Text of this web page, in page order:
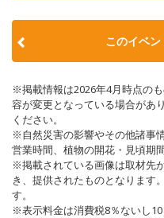
このイベ
※掲載情報は2026年4月時点の
容が変更となっている場合があ
ください。
※自然災害の影響やその他諸事
営業時間、植物の開花・見頃期
※掲載されている画像は取材先
き、提供されたものとなります
す。
※表示料金は消費税8％ないし10